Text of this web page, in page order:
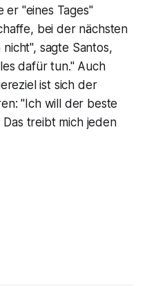
er "eines Tages"
bei der nächsten
sagte Santos,
dafür tun." Auch
ist sich der
"Ich will der beste
treibt mich jeden